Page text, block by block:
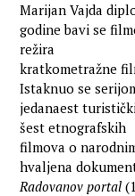
Marijan Vajda
godine bavi se
režira
kratkometražne
Istaknuo se
jedanaest
šest etnografskih
filmova o
hvaljena
Radovanov portal